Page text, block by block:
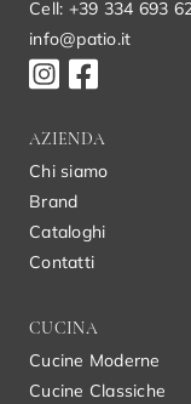
Cell: +39 334 693
info@patio.it
AZIENDA
Chi siamo
Brand
Cataloghi
Contatti
CUCINA
Cucine Moderne
Cucine Classiche